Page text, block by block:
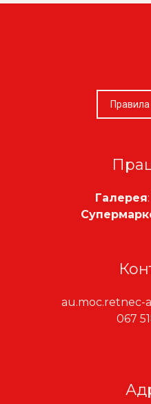
Правила
Галерея
au.moc.retnec-
067